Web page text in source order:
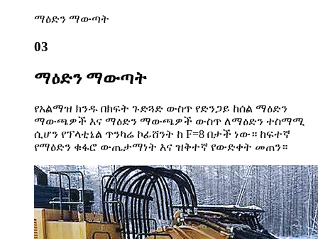
ማዕድን ማውጣት
03
ማዕድን ማውጣት
የአልማዝ ክንዱ በክፍት ጉድጓድ ውስጥ የድንጋይ ከሰል ማዕድን
ማውጫዎች እና ማዕድን ማውጫዎች ውስጥ ለማዕድን ተስማሚ
ሲሆን የፕላቲኔል ጥንካሬ ኮፊሸንት ከ F=8 በታች ነው። ከፍተኛ
የማዕድን ቁፋሮ ውጤታማነት እና ዝቅተኛ የውድቀት መጠን።